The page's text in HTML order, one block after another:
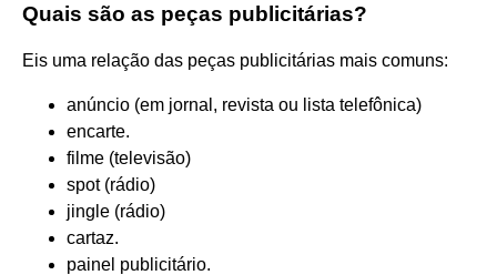
Quais são as peças publicitárias?
Eis uma relação das peças publicitárias mais comuns:
anúncio (em jornal, revista ou lista telefônica)
encarte.
filme (televisão)
spot (rádio)
jingle (rádio)
cartaz.
painel publicitário.